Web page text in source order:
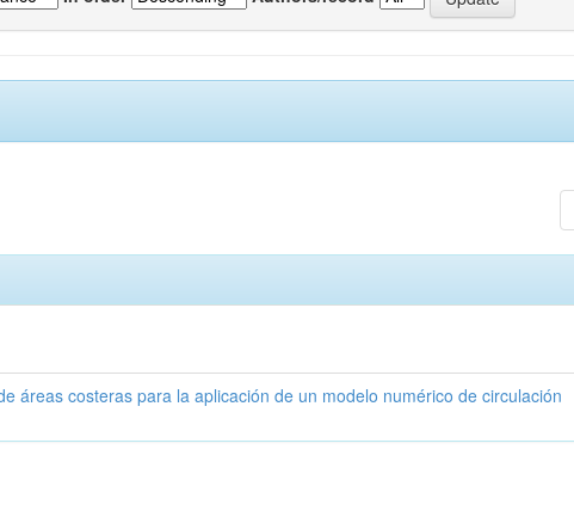
áreas costeras para la aplicación de un modelo numérico de circulación